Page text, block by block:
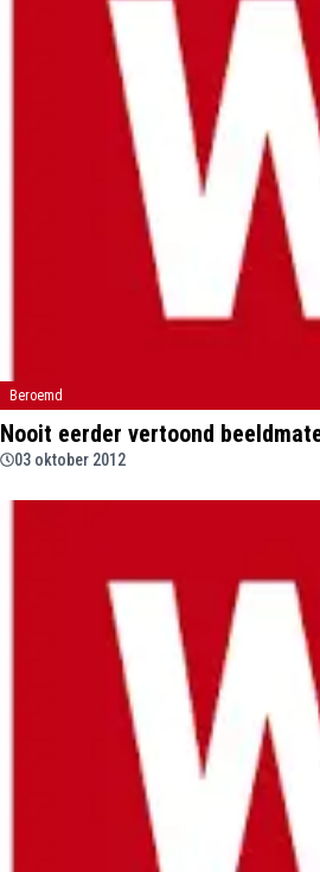
Beroemd
Nooit eerder vertoond
03 oktober 2012